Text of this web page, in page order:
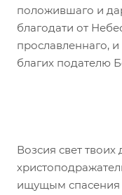
положившаго и
благодати от
прославленнаго,
благих подателю
Возсия свет
ищущым спасения